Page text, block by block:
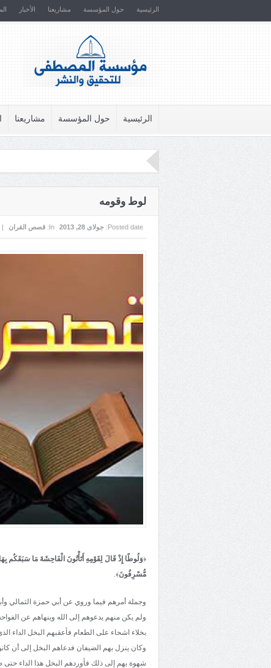
الرئيسية حول المؤسسة مشاريعنا الأخبار
الرئيسية حول المؤسسة مشاريعنا
لوط وقومه
Posted date: جولای 28, 2013 In: قصص القران |
﴿وَلُوطًا إِذْ قَالَ لِقَوْمِهِ أَتَأْتُونَ الْفَاحِشَةَ مَا سَبَقَكُم
مُّسْرِفُونَ﴾.
وجملة أمرهم فيما وروي عن أبي حمزة الثمالي
ولم يكن منهم يدعوهم إلى الله وينهاهم عن
بخلاء اشحاء على الطعام فأعقبهم البخل الداء
وكان ينزل بهم الضيفان فدعاهم البخل إلى أن
شهوة بهم إلى ذلك فأوردهم البخل هذا الداء